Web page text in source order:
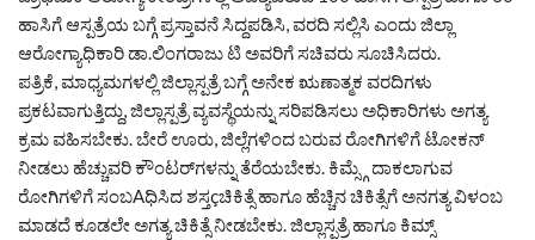
ಹಾಸಿಗೆ ಆಸ್ಪತ್ರೆಯ ಬಗ್ಗೆ ಪ್ರಸ್ತಾವನೆ ಸಿದ್ದಪಡಿಸಿ, ವರದಿ ಸಲ್ಲಿಸಿ ಎಂದು ಜಿಲ್ಲಾ
ಆರೋಗ್ಯಾಧಿಕಾರಿ ಡಾ.ಲಿಂಗರಾಜು ಟಿ ಅವರಿಗೆ ಸಚಿವರು ಸೂಚಿಸಿದರು.
ಪತ್ರಿಕೆ, ಮಾಧ್ಯಮಗಳಲ್ಲಿ ಜಿಲ್ಲಾಸ್ಪತ್ರೆ ಬಗ್ಗೆ ಅನೇಕ ಋಣಾತ್ಮಕ ವರದಿಗಳು
ಪ್ರಕಟವಾಗುತ್ತಿದ್ದು, ಜಿಲ್ಲಾಸ್ಪತ್ರೆ ವ್ಯವಸ್ಥೆಯನ್ನು ಸರಿಪಡಿಸಲು ಅಧಿಕಾರಿಗಳು ಅಗತ್ಯ
ಕ್ರಮ ವಹಿಸಬೇಕು. ಬೇರೆ ಊರು, ಜಿಲ್ಲೆಗಳಿಂದ ಬರುವ ರೋಗಿಗಳಿಗೆ ಟೋಕನ್
ನೀಡಲು ಹೆಚ್ಚುವರಿ ಕೌಂಟರ್‌ಗಳನ್ನು ತೆರೆಯಬೇಕು. ಕಿಮ್ಸ್ಗೆ ದಾಕಲಾಗುವ
ರೋಗಿಗಳಿಗೆ ಸಂಬAಧಿಸಿದ ಶಸ್ತçಚಿಕಿತ್ಸೆ ಹಾಗೂ ಹೆಚ್ಚಿನ ಚಿಕಿತ್ಸೆಗೆ ಅನಗತ್ಯ ವಿಳಂಬ
ಮಾಡದೆ ಕೂಡಲೇ ಅಗತ್ಯ ಚಿಕಿತ್ಸೆ ನೀಡಬೇಕು. ಜಿಲ್ಲಾಸ್ಪತ್ರೆ ಹಾಗೂ ಕಿಮ್ಸ್